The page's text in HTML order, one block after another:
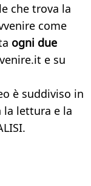
che trova la
come
ogni due
e su
è suddiviso in
la lettura e la